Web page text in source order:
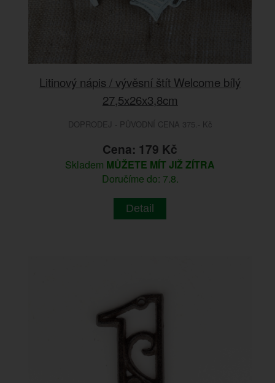
Litinový nápis / vývěsní štít Welcome bílý
27,5x26x3,8cm
DOPRODEJ - PŮVODNÍ CENA 375.- Kč
Cena: 179 Kč
Skladem MŮŽETE MÍT JIŽ ZÍTRA
Doručíme do: 7.8.
Detail